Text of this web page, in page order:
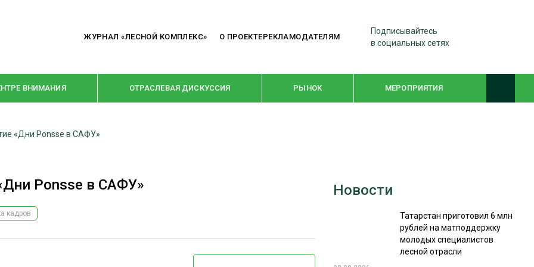
ЖУРНАЛ «ЛЕСНОЙ КОМПЛЕКС» О ПРОЕКТЕРЕКЛАМОДАТЕЛЯМ
Подписывайтесь
в социальных сетях
ВНИМАНИЯ ОТРАСЛЕВАЯ ДИСКУССИЯ РЫНОК МЕРОПРИЯТИЯ
ДОМОСТРОЕНИЕ
КРУПНЫМ ПЛАНОМ
ПРЕДПРИЯТИЯ ЛПК
WOODEX-2021
СУШКА ДРЕВЕСИНЫ
«Дни Ponsse в САФУ»
Ponsse в САФУ»
кадров
Новости
Татарстан приготовил 6 млн
рублей на матподдержку
молодых специалистов
лесной отрасли